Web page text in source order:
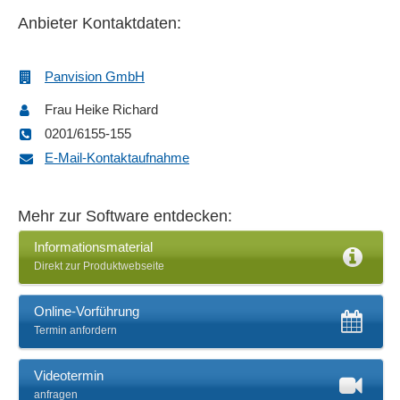
Datenbank-Schnittstellen
Datenpflege
Datenschutzmanagement
DMS
E-Mail-Alerts
E-Mail-Benachrichtigung
E-Mail-Integration
E-Mail-Versand
ereignisgesteuerte Prozesskette
Erfassung Gründe
Erinnerungsfunktionen
Eskalationsmanagement
Anbieter Kontaktdaten:
Panvision GmbH
Frau Heike Richard
0201/6155-155
E-Mail-Kontaktaufnahme
Mehr zur Software entdecken:
Informationsmaterial
Direkt zur Produktwebseite
Online-Vorführung
Termin anfordern
Videotermin
anfragen